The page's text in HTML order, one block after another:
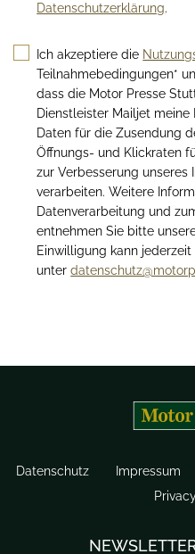
Datenschutzerklärung.
Ich akzeptiere die
Teilnahmebedingungen*
dass die Motor Presse
Dienstleister Mailjet
Daten für die Zusendung
Öffnungs- und Klickraten
zur Verbesserung unseres
verarbeiten. Weitere
Datenverarbeitung und
entnehmen Sie bitte
Einwilligung kann
unter
Datenschutz Impressum